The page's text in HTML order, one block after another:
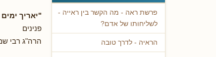
פרשת ראה - מה הקשר בין ראייה -
לשליחותו של אדם?
הראיה - לדרך טובה
"יאריך
פנינים
הרה"ג רבי